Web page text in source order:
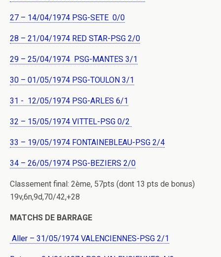
27 – 14/04/1974 PSG-SETE 0/0
28 – 21/04/1974 RED STAR-PSG 2/0
29 – 25/04/1974 PSG-MANTES 3/1
30 – 01/05/1974 PSG-TOULON 3/1
31 - 12/05/1974 PSG-ARLES 6/1
32 – 15/05/1974 VITTEL-PSG 0/2
33 – 19/05/1974 FONTAINEBLEAU-PSG 2/4
34 – 26/05/1974 PSG-BEZIERS 2/0
Classement final: 2ème, 57pts (dont 13 pts de bonus)
19v,6n,9d,70/42,+28
MATCHS DE BARRAGE
Aller – 31/05/1974 VALENCIENNES-PSG 2/1